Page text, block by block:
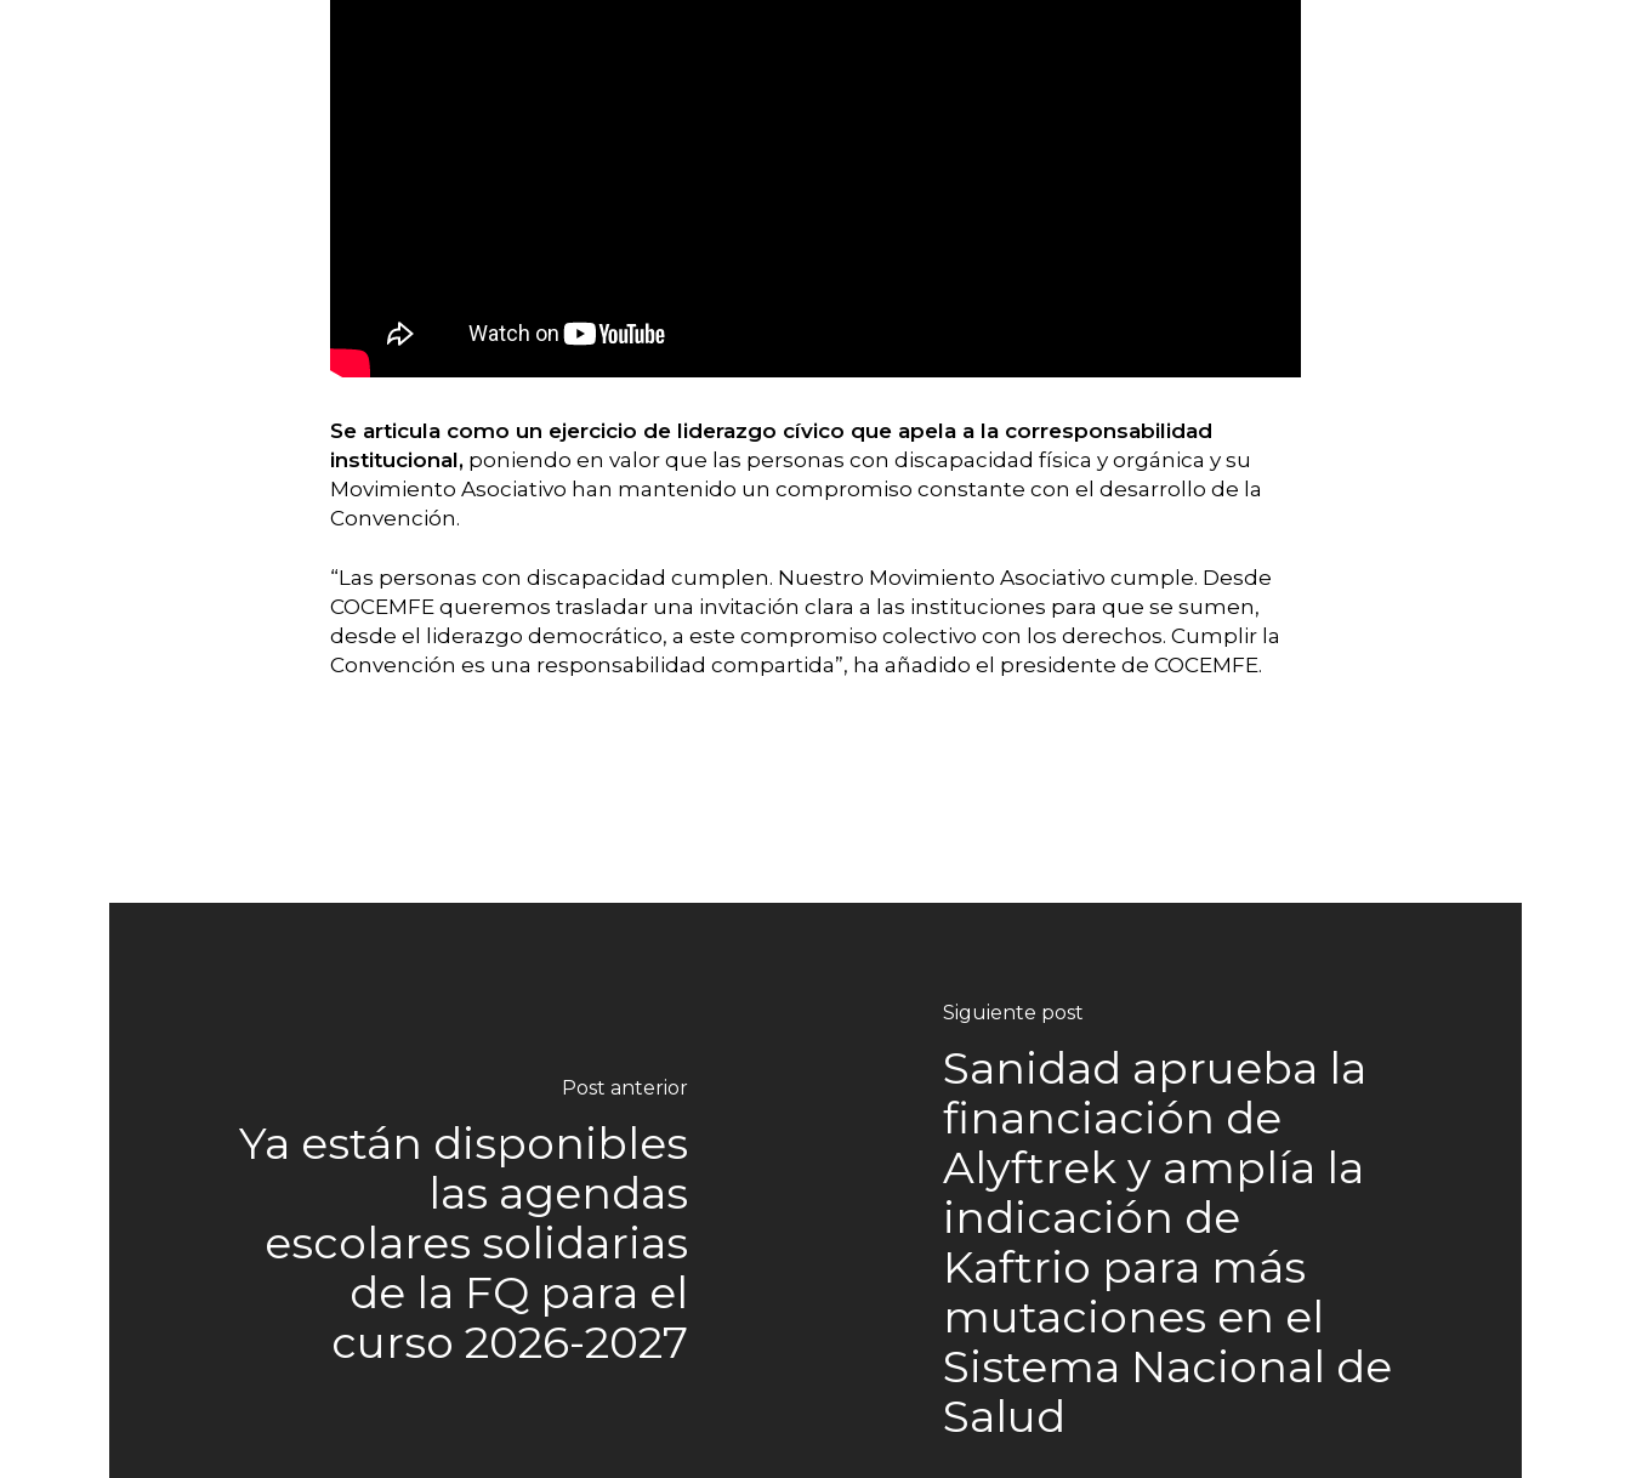
Se articula como un ejercicio de liderazgo cívico que apela a la corresponsabilidad
institucional, poniendo en valor que las personas con discapacidad física y orgánica y su
Movimiento Asociativo han mantenido un compromiso constante con el desarrollo de la
Convención.
“Las personas con discapacidad cumplen. Nuestro Movimiento Asociativo cumple. Desde
COCEMFE queremos trasladar una invitación clara a las instituciones para que se sumen,
desde el liderazgo democrático, a este compromiso colectivo con los derechos. Cumplir la
Convención es una responsabilidad compartida”, ha añadido el presidente de COCEMFE.
Post anterior
Ya están disponibles
las agendas
escolares solidarias
de la FQ para el
curso 2026-2027
Siguiente post
Sanidad aprueba la
financiación de
Alyftrek y amplía la
indicación de
Kaftrio para más
mutaciones en el
Sistema Nacional de
Salud